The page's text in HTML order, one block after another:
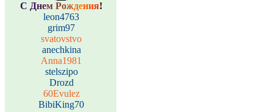
С Днем Рождения!
leon4763
grim97
svatovstvo
anechkina
Anna1981
stelszipo
Drozd
60Evulez
BibiKing70